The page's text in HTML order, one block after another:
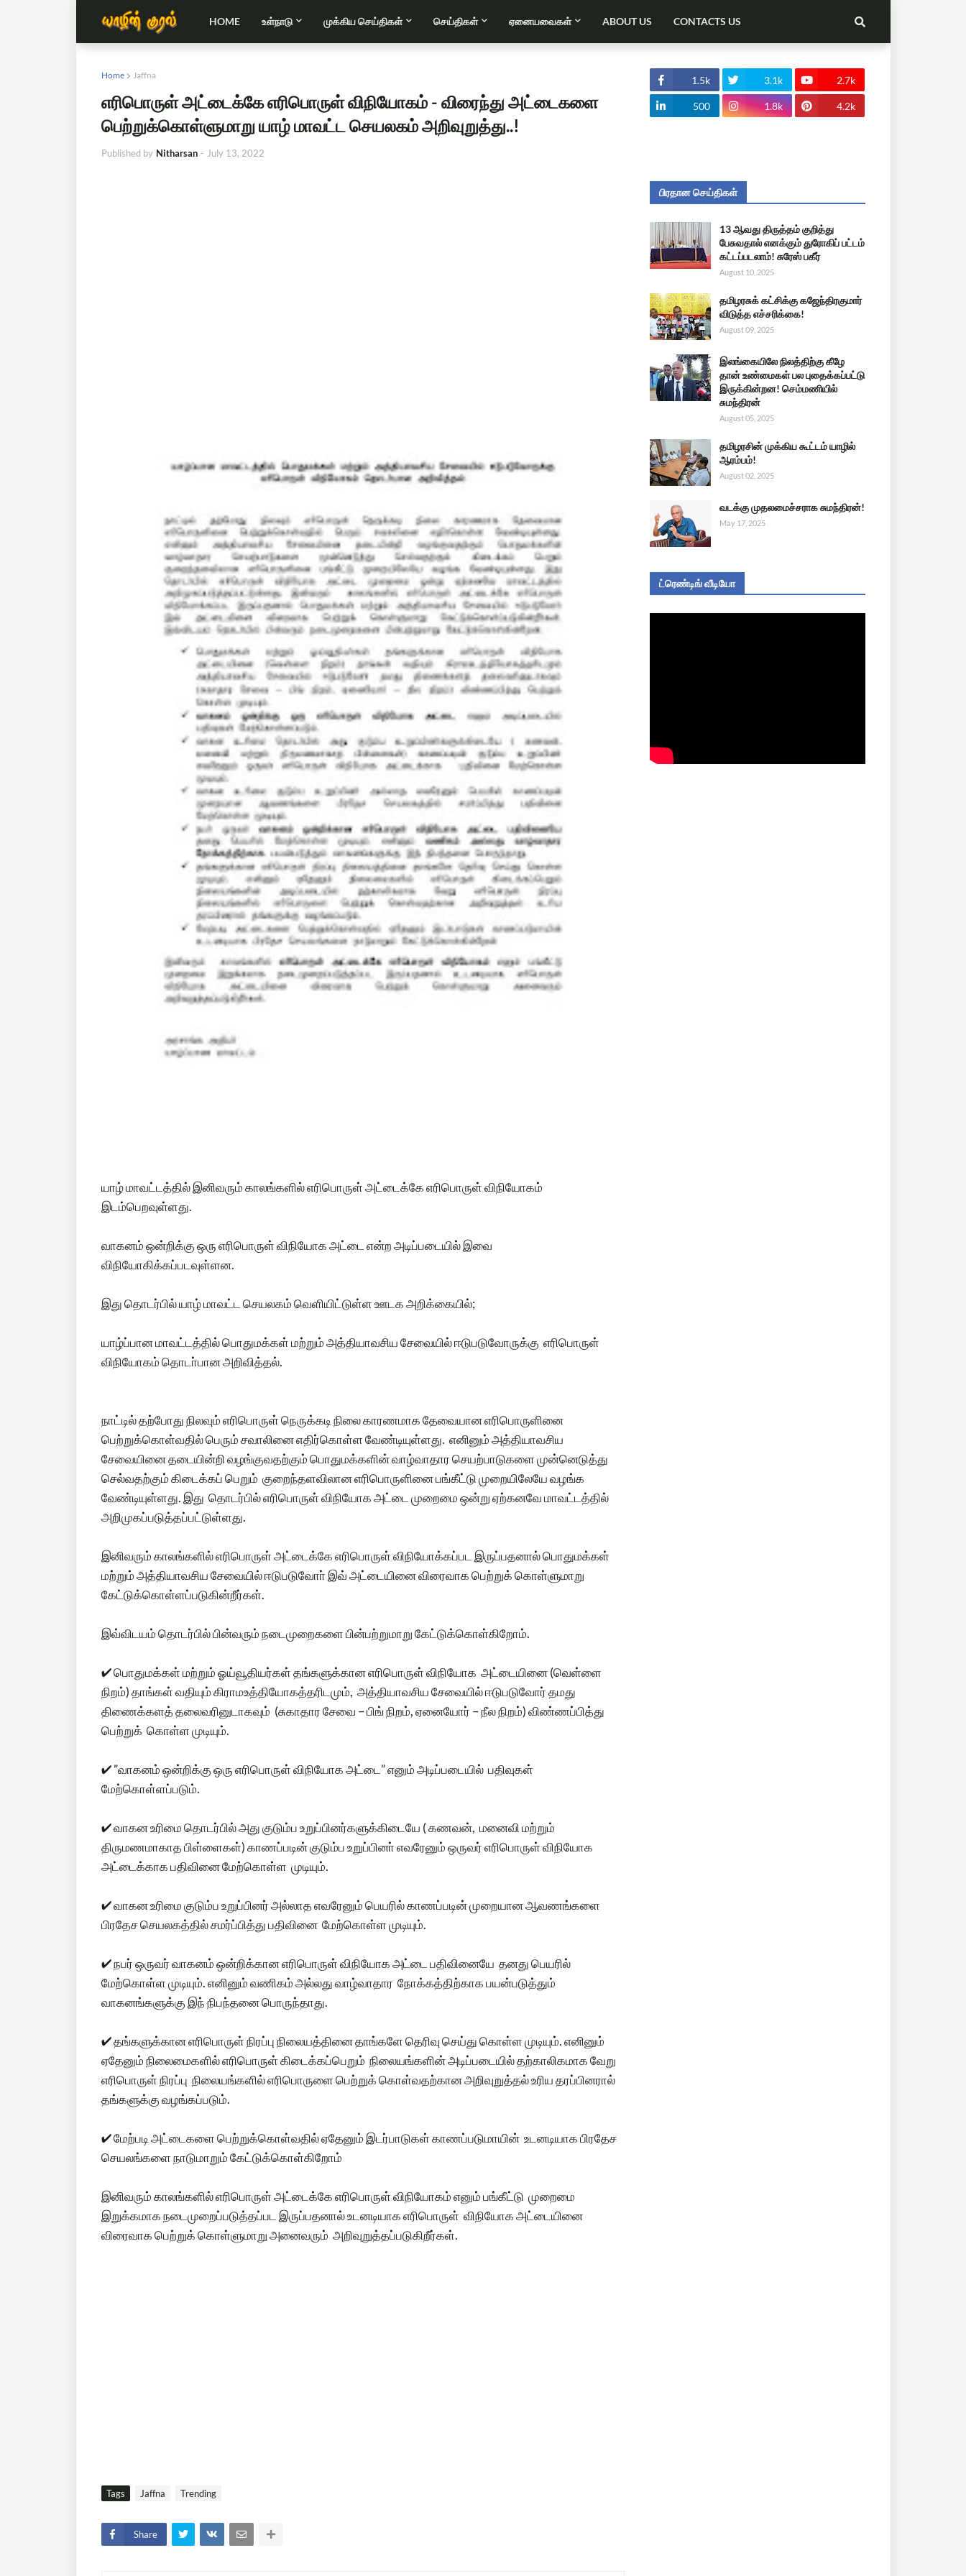
HOME உள்நாடு முக்கிய செய்திகள் செய்திகள் ஏனையவைகள் ABOUT US CONTACTS US
Home Jaffna
எரிபொருள் அட்டைக்கே எரிபொருள் விநியோகம் - விரைந்து அட்டைகளை
பெற்றுக்கொள்ளுமாறு யாழ் மாவட்ட செயலகம் அறிவுறுத்து..!
Published by Nitharsan - July 13, 2022
யாழ் மாவட்டத்தில் இனிவரும் காலங்களில் எரிபொருள் அட்டைக்கே எரிபொருள் விநியோகம்
இடம்பெறவுள்ளது.
வாகனம் ஒன்றிக்கு ஒரு எரிபொருள் விநியோக அட்டை என்ற அடிப்படையில் இவை
விநியோகிக்கப்படவுள்ளன.
இது தொடர்பில் யாழ் மாவட்ட செயலகம் வெளியிட்டுள்ள ஊடக அறிக்கையில்;
யாழ்ப்பான மாவட்டத்தில் பொதுமக்கள் மற்றும் அத்தியாவசிய சேவையில் ஈடுபடுவோருக்கு எரிபொருள்
விநியோகம் தொடா்பான அறிவித்தல்.
நாட்டில் தற்போது நிலவும் எரிபொருள் நெருக்கடி நிலை காரணமாக தேவையான எரிபொருளினை
பெற்றுக்கொள்வதில் பெரும் சவாலினை எதிர்கொள்ள வேண்டியுள்ளது. எனினும் அத்தியாவசிய
சேவையினை தடையின்றி வழங்குவதற்கும் பொதுமக்களின் வாழ்வாதார செயற்பாடுகளை முன்னெடுத்து
செல்வதற்கும் கிடைக்கப் பெறும் குறைந்தளவிலான எரிபொருளினை பங்கீட்டு முறையிலேயே வழங்க
வேண்டியுள்ளது. இது தொடர்பில் எரிபொருள் விநியோக அட்டை முறைமை ஒன்று ஏற்கனவே மாவட்டத்தில்
அறிமுகப்படுத்தப்பட்டுள்ளது.
இனிவரும் காலங்களில் எரிபொருள் அட்டைக்கே எரிபொருள் விநியோக்கப்பட இருப்பதனால் பொதுமக்கள்
மற்றும் அத்தியாவசிய சேவையில் ஈடுபடுவோா் இவ் அட்டையினை விரைவாக பெற்றுக் கொள்ளுமாறு
கேட்டுக்கொள்ளப்படுகின்றீர்கள்.
இவ்விடயம் தொடர்பில் பின்வரும் நடைமுறைகளை பின்பற்றுமாறு கேட்டுக்கொள்கிறோம்.
✔ பொதுமக்கள் மற்றும் ஓய்வூதியர்கள் தங்களுக்கான எரிபொருள் விநியோக அட்டையினை (வெள்ளை
நிறம்) தாங்கள் வதியும் கிராமஉத்தியோகத்தரிடமும், அத்தியாவசிய சேவையில் ஈடுபடுவோர் தமது
திணைக்களத் தலைவரினுடாகவும் (சுகாதார சேவை – பிங் நிறம், ஏனையோர் – நீல நிறம்) விண்ணப்பித்து
பெற்றுக் கொள்ள முடியும்.
✔ ”வாகனம் ஒன்றிக்கு ஒரு எரிபொருள் விநியோக அட்டை” எனும் அடிப்படையில் பதிவுகள்
மேற்கொள்ளப்படும்.
✔ வாகன உரிமை தொடர்பில் அது குடும்ப உறுப்பினர்களுக்கிடையே ( கணவன், மனைவி மற்றும்
திருமணமாகாத பிள்ளைகள்) காணப்படின் குடும்ப உறுப்பினா் எவரேனும் ஒருவர் எரிபொருள் விநியோக
அட்டைக்காக பதிவினை மேற்கொள்ள முடியும்.
✔ வாகன உரிமை குடும்ப உறுப்பினர் அல்லாத எவரேனும் பெயரில் காணப்படின் முறையான ஆவணங்களை
பிரதேச செயலகத்தில் சமர்ப்பித்து பதிவினை மேற்கொள்ள முடியும்.
✔ நபர் ஒருவர் வாகனம் ஒன்றிக்கான எரிபொருள் விநியோக அட்டை பதிவினையே தனது பெயரில்
மேற்கொள்ள முடியும். எனினும் வணிகம் அல்லது வாழ்வாதார நோக்கத்திற்காக பயன்படுத்தும்
வாகனங்களுக்கு இந் நிபந்தனை பொருந்தாது.
✔ தங்களுக்கான எரிபொருள் நிரப்பு நிலையத்தினை தாங்களே தெரிவு செய்து கொள்ள முடியும். எனினும்
ஏதேனும் நிலைமைகளில் எரிபொருள் கிடைக்கப்பெறும் நிலையங்களின் அடிப்படையில் தற்காலிகமாக வேறு
எரிபொருள் நிரப்பு நிலையங்களில் எரிபொருளை பெற்றுக் கொள்வதற்கான அறிவுறுத்தல் உரிய தரப்பினரால்
தங்களுக்கு வழங்கப்படும்.
✔ மேற்படி அட்டைகளை பெற்றுக்கொள்வதில் ஏதேனும் இடர்பாடுகள் காணப்படுமாயின் உடனடியாக பிரதேச
செயலங்களை நாடுமாறும் கேட்டுக்கொள்கிறோம்
இனிவரும் காலங்களில் எரிபொருள் அட்டைக்கே எரிபொருள் விநியோகம் எனும் பங்கீட்டு முறைமை
இறுக்கமாக நடைமுறைப்படுத்தப்பட இருப்பதனால் உடனடியாக எரிபொருள் விநியோக அட்டையினை
விரைவாக பெற்றுக் கொள்ளுமாறு அனைவரும் அறிவுறுத்தப்படுகிறீர்கள்.
Tags Jaffna Trending
Share
1.5k 3.1k 2.7k
500 1.8k 4.2k
பிரதான செய்திகள்
13 ஆவது திருத்தம் குறித்து
பேசுவதால் எனக்கும் துரோகிப் பட்டம்
கட்டப்படலாம்! சுரேஸ் பகீர்
August 10, 2025
தமிழரசுக் கட்சிக்கு கஜேந்திரகுமார்
விடுத்த எச்சரிக்கை!
August 09, 2025
இலங்கையிலே நிலத்திற்கு கீழே
தான் உண்மைகள் பல புதைக்கப்பட்டு
இருக்கின்றன! செம்மணியில்
சுமந்திரன்
August 05, 2025
தமிழரசின் முக்கிய கூட்டம் யாழில்
ஆரம்பம்!
August 02, 2025
வடக்கு முதலமைச்சராக சுமந்திரன்!
May 17, 2025
ட்ரெண்டிங் வீடியோ